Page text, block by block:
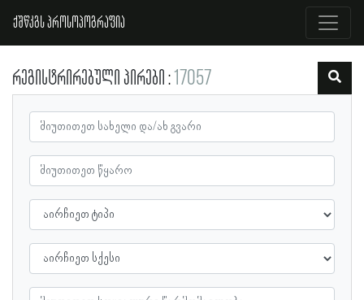
ქშწკგს პროსოპოგრაფია
რეგისტრირებული პირები 17057